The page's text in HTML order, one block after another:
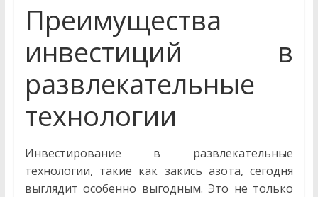
Преимущества
инвестиций в
развлекательные
технологии
Инвестирование в развлекательные
технологии, такие как закись азота, сегодня
выглядит особенно выгодным. Это не только